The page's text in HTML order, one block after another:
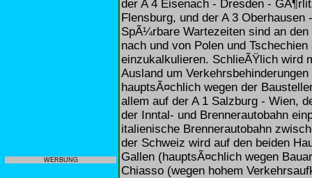
WERBUNG
der A 4 Eisenach - Dresden -
Flensburg, und der A 3
SpÃ¼rbare Wartezeiten sind an
nach und von Polen und
einzukalkulieren. SchlieÃŸlich wird
Ausland um
hauptsÃ¤chlich wegen der
allem auf der A 1 Salzburg - Wien,
der Inntal- und Brennerautobahn
italienische Brennerautobahn
der Schweiz wird auf den beiden
Gallen (hauptsÃ¤chlich wegen
Chiasso (wegen hohem